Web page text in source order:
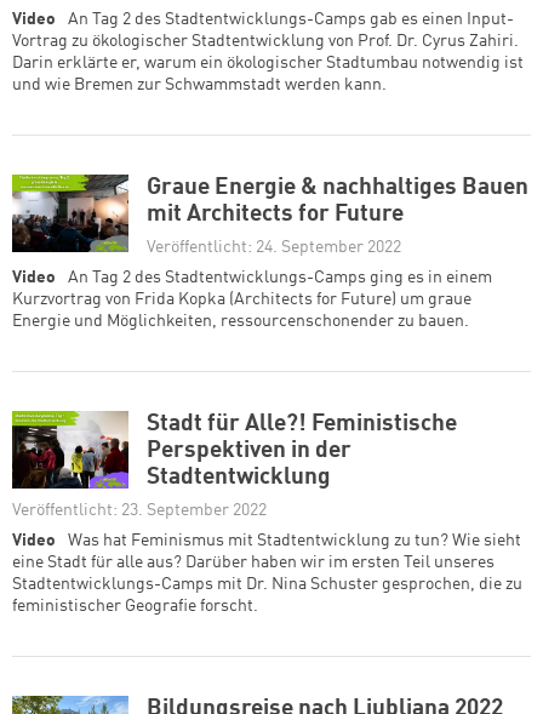
Video
An Tag 2 des Stadtentwicklungs-Camps gab es einen Input-
Vortrag zu ökologischer Stadtentwicklung von Prof. Dr. Cyrus Zahiri.
Darin erklärte er, warum ein ökologischer Stadtumbau notwendig ist
und wie Bremen zur Schwammstadt werden kann.
Graue Energie & nachhaltiges Bauen
mit Architects for Future
Veröffentlicht: 24. September 2022
Video
An Tag 2 des Stadtentwicklungs-Camps ging es in einem
Kurzvortrag von Frida Kopka (Architects for Future) um graue
Energie und Möglichkeiten, ressourcenschonender zu bauen.
Stadt für Alle?! Feministische
Perspektiven in der
Stadtentwicklung
Veröffentlicht: 23. September 2022
Video
Was hat Feminismus mit Stadtentwicklung zu tun? Wie sieht
eine Stadt für alle aus? Darüber haben wir im ersten Teil unseres
Stadtentwicklungs-Camps mit Dr. Nina Schuster gesprochen, die zu
feministischer Geografie forscht.
Bildungsreise nach Ljubljana 2022